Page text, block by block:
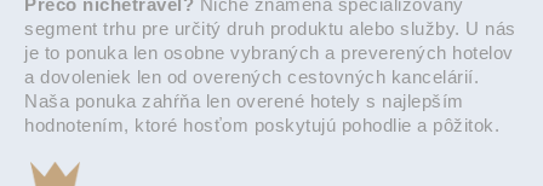
Prečo nichetravel? Niche znamená špecializovaný
segment trhu pre určitý druh produktu alebo služby. U nás
je to ponuka len osobne vybraných a preverených hotelov
a dovoleniek len od overených cestovných kancelárií.
Naša ponuka zahŕňa len overené hotely s najlepším
hodnotením, ktoré hosťom poskytujú pohodlie a pôžitok.